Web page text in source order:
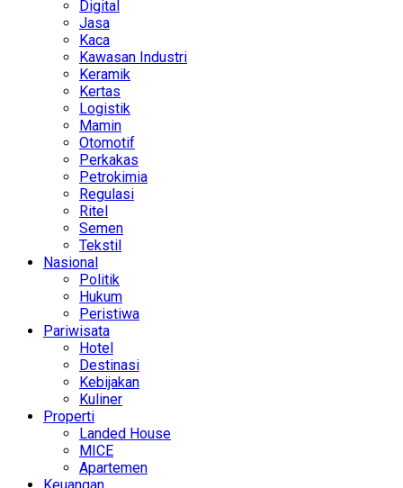
Digital
Jasa
Kaca
Kawasan Industri
Keramik
Kertas
Logistik
Mamin
Otomotif
Perkakas
Petrokimia
Regulasi
Ritel
Semen
Tekstil
Nasional
Politik
Hukum
Peristiwa
Pariwisata
Hotel
Destinasi
Kebijakan
Kuliner
Properti
Landed House
MICE
Apartemen